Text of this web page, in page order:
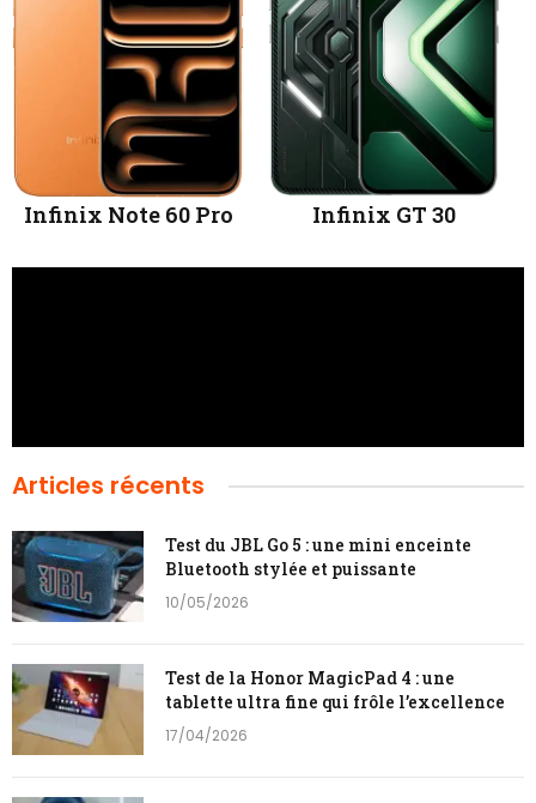
Infinix Note 60 Pro Infinix GT 30
Articles récents
Test du JBL Go 5 : une mini enceinte
Bluetooth stylée et puissante
10/05/2026
Test de la Honor MagicPad 4 : une
tablette ultra fine qui frôle l’excellence
17/04/2026